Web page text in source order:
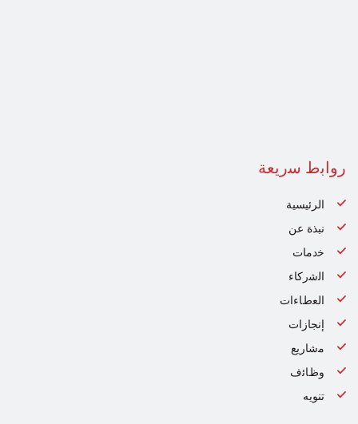
رواﺑط ﺳرﯾﻌﺔ
الرئيسية
نبذة عن
ﺧدﻣﺎت
اﻟﺷرﻛﺎء
اﻟﻌطﺎءات
إنجازات
ﻣﺷﺎرﯾﻊ
وظﺎﺋف
تنويه